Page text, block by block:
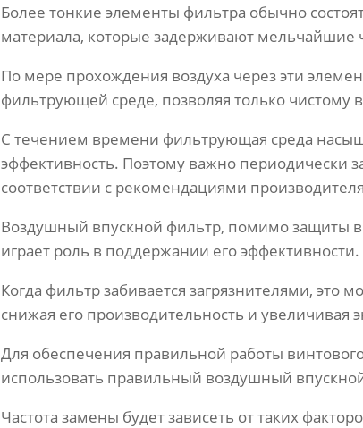
Более тонкие элементы фильтра обычно
материала, которые задерживают мельчайшие
По мере прохождения воздуха через эти
фильтрующей среде, позволяя только чистому
С течением времени фильтрующая среда
эффективность. Поэтому важно периодически
соответствии с рекомендациями
Воздушный впускной фильтр, помимо защиты
играет роль в поддержании его эффективности.
Когда фильтр забивается загрязнителями, это
снижая его производительность и увеличивая
Для обеспечения правильной работы
использовать правильный воздушный
Частота замены будет зависеть от таких